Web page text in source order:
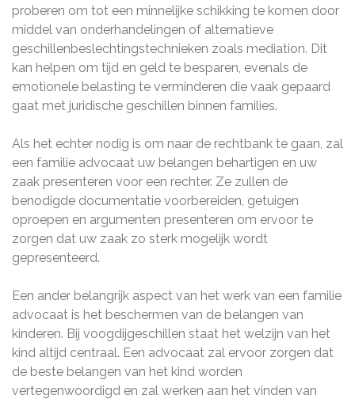
proberen om tot een minnelijke schikking te komen door
middel van onderhandelingen of alternatieve
geschillenbeslechtingstechnieken zoals mediation. Dit
kan helpen om tijd en geld te besparen, evenals de
emotionele belasting te verminderen die vaak gepaard
gaat met juridische geschillen binnen families.
Als het echter nodig is om naar de rechtbank te gaan, zal
een familie advocaat uw belangen behartigen en uw
zaak presenteren voor een rechter. Ze zullen de
benodigde documentatie voorbereiden, getuigen
oproepen en argumenten presenteren om ervoor te
zorgen dat uw zaak zo sterk mogelijk wordt
gepresenteerd.
Een ander belangrijk aspect van het werk van een familie
advocaat is het beschermen van de belangen van
kinderen. Bij voogdijgeschillen staat het welzijn van het
kind altijd centraal. Een advocaat zal ervoor zorgen dat
de beste belangen van het kind worden
vertegenwoordigd en zal werken aan het vinden van